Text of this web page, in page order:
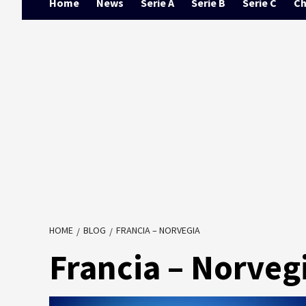
Home News Serie A Serie B Serie C
HOME BLOG FRANCIA – NORVEGIA
Francia –